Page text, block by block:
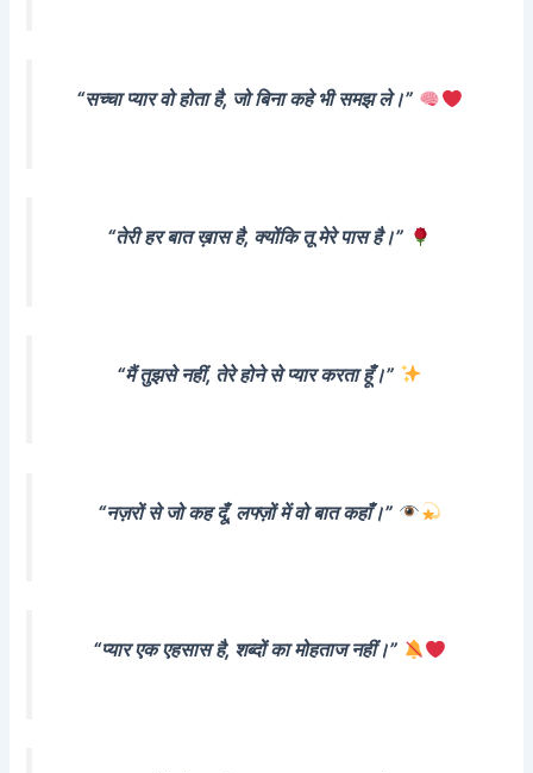
“सच्चा प्यार वो होता है, जो बिना कहे भी समझ ले।”
“तेरी हर बात ख़ास है, क्योंकि तू मेरे पास है।”
“मैं तुझसे नहीं, तेरे होने से प्यार करता हूँ।”
“नज़रों से जो कह दूँ, लफ्ज़ों में वो बात कहाँ।”
“प्यार एक एहसास है, शब्दों का मोहताज नहीं।”